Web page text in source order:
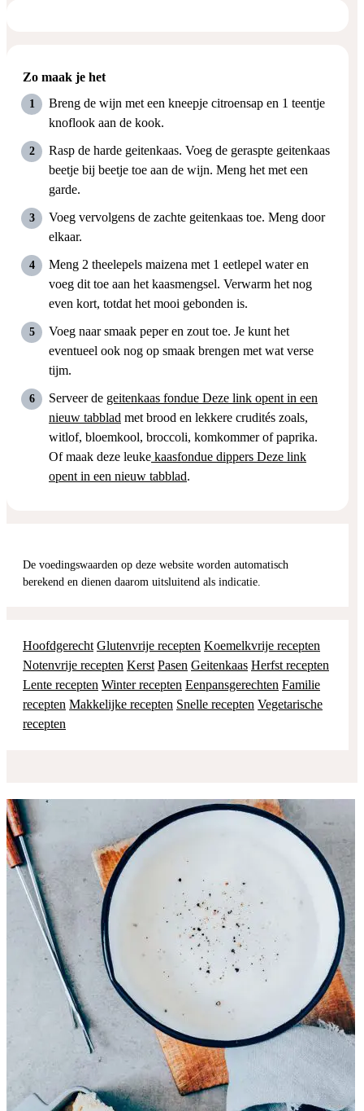
Zo maak je het
Breng de wijn met een kneepje citroensap en 1 teentje
knoflook aan de kook.
Rasp de harde geitenkaas. Voeg de geraspte geitenkaas
beetje bij beetje toe aan de wijn. Meng het met een
garde.
Voeg vervolgens de zachte geitenkaas toe. Meng door
elkaar.
Meng 2 theelepels maizena met 1 eetlepel water en
voeg dit toe aan het kaasmengsel. Verwarm het nog
even kort, totdat het mooi gebonden is.
Voeg naar smaak peper en zout toe. Je kunt het
eventueel ook nog op smaak brengen met wat verse
tijm.
Serveer de geitenkaas fondue Deze link opent in een
nieuw tabblad met brood en lekkere crudités zoals,
witlof, bloemkool, broccoli, komkommer of paprika.
Of maak deze leuke kaasfondue dippers Deze link
opent in een nieuw tabblad.
De voedingswaarden op deze website worden automatisch
berekend en dienen daarom uitsluitend als indicatie.
Hoofdgerecht Glutenvrije recepten Koemelkvrije recepten
Notenvrije recepten Kerst Pasen Geitenkaas Herfst recepten
Lente recepten Winter recepten Eenpansgerechten Familie
recepten Makkelijke recepten Snelle recepten Vegetarische
recepten